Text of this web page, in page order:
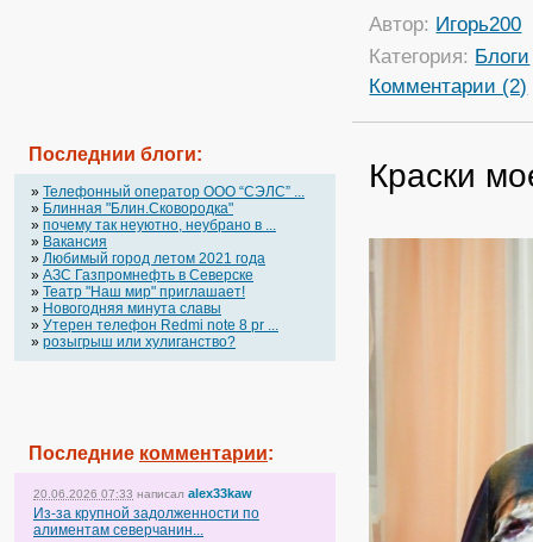
Последнии блоги:
» Телефонный оператор OOO “СЭЛС” ...
» Блинная "Блин.Сковородка"
» почему так неуютно, неубрано в ...
» Вакансия
» Любимый город летом 2021 года
» АЗС Газпромнефть в Северске
» Театр "Наш мир" приглашает!
» Новогодняя минута славы
» Утерен телефон Redmi note 8 pr ...
» розыгрыш или хулиганство?
Последние комментарии:
20.06.2026 07:33 написал alex33kaw
Из-за крупной задолженности по
алиментам северчанин...
Автор: Игорь200
Категория: Блоги
Комментарии (2)
Краски